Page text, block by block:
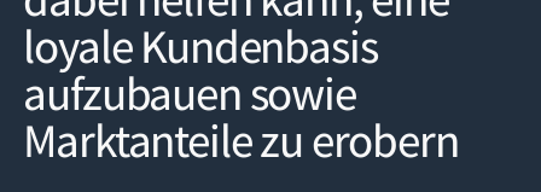
loyale Kundenbasis
aufzubauen sowie
Marktanteile zu erobern